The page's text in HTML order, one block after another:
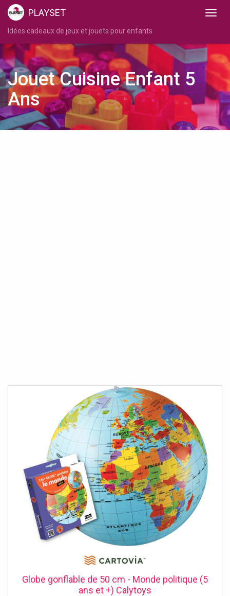
PLAYSET
Idées cadeaux de jeux et jouets pour enfants
Jouet Cuisine Enfant 5
Ans
Globe gonflable de 50 cm - Monde politique (5
ans et +) Calytoys